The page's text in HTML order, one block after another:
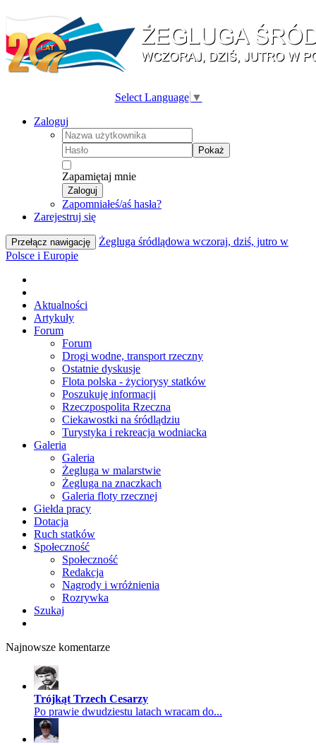
Select Language ▼
Zaloguj
Pokaż
Zapamiętaj mnie
Zaloguj
Zapomniałeś/aś hasła?
Zarejestruj się
Przełącz nawigację
Żegluga śródlądowa wczoraj, dziś, jutro w
Polsce i Europie
Aktualności
Artykuły
Forum
Forum
Drogi wodne, transport rzeczny
Ostatnie dyskusje
Flota polska - życiorysy statków
Poszukuję informacji
Rzeczpospolita Rzeczna
Ciekawostki na śródlądziu
Turystyka i rekreacja wodniacka
Galeria
Galeria
Żegluga w malarstwie
Żegluga na znaczkach
Galeria floty rzecznej
Giełda pracy
Dotacja
Ruch statków
Społeczność
Społeczność
Redakcja
Nagrody i wróżnienia
Rozrywka
Szukaj
Najnowsze komentarze
Trójkąt Trzech Cesarzy
Po prawie dwudziestu latach wracam do...